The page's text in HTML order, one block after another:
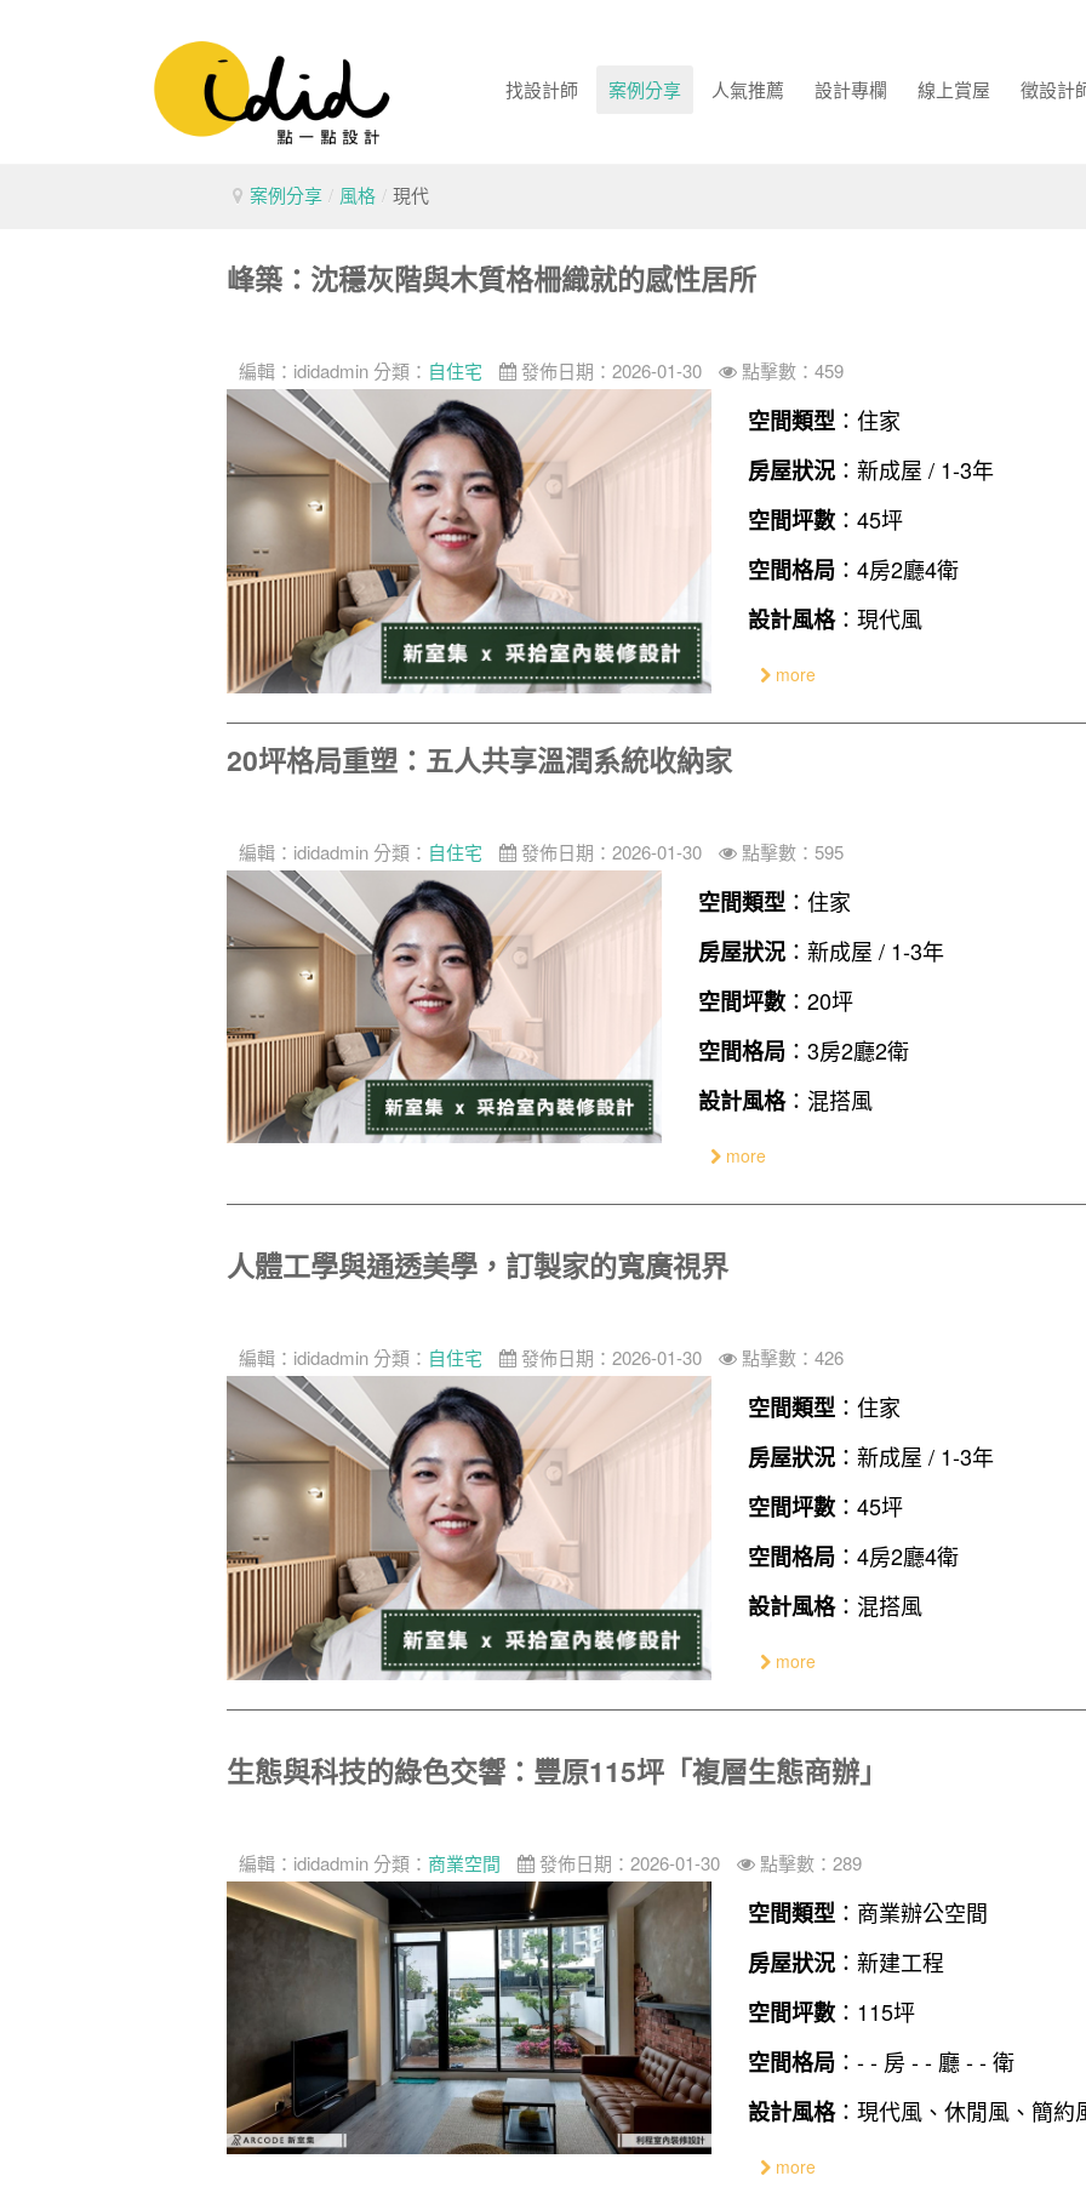
找設計師 案例分享 人氣推薦 設計專欄 線上賞屋 徵設計
案例分享 / 風格 / 現代
峰築：沈穩灰階與木質格柵織就的感性居所
編輯： ididadmin 分類： 自住宅 發佈日期：2026-01-30 點擊數：459
空間類型 ：住家
房屋狀況 ：新成屋 / 1-3年
空間坪數 ：45坪
空間格局 ：4房2廳4衛
設計風格：現代風
more
20坪格局重塑：五人共享溫潤系統收納家
編輯： ididadmin 分類： 自住宅 發佈日期：2026-01-30 點擊數：595
空間類型 ：住家
房屋狀況 ：新成屋 / 1-3年
空間坪數 ：20坪
空間格局 ：3房2廳2衛
設計風格：混搭風
more
人體工學與通透美學，訂製家的寬廣視界
編輯： ididadmin 分類： 自住宅 發佈日期：2026-01-30 點擊數：426
空間類型 ：住家
房屋狀況 ：新成屋 / 1-3年
空間坪數 ：45坪
空間格局 ：4房2廳4衛
設計風格：混搭風
more
生態與科技的綠色交響：豐原115坪「複層生態商辦」
編輯： ididadmin 分類： 商業空間 發佈日期：2026-01-30 點擊數：289
空間類型 ：商業辦公空間
房屋狀況 ：新建工程
空間坪數 ：115坪
空間格局 ：- - 房 - - 廳 - - 衛
設計風格：現代風、休閒風、簡約
more